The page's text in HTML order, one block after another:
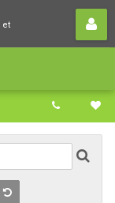
et
agricole et